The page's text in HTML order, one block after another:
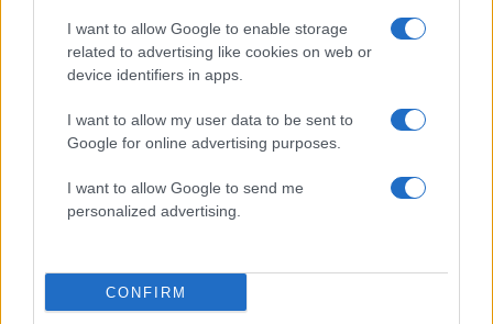
I want to allow Google to enable storage
related to advertising like cookies on web or
device identifiers in apps.
I want to allow my user data to be sent to
Google for online advertising purposes.
I want to allow Google to send me
personalized advertising.
CONFIRM
12:0104.11.19